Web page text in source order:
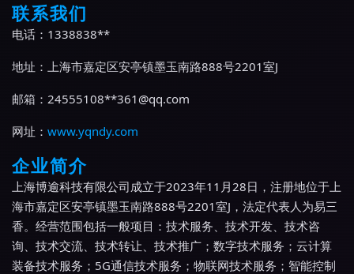
联系我们
电话：1338838**
地址：上海市嘉定区安亭镇墨玉南路888号2201室J
邮箱：24555108**361@qq.com
网址： www.yqndy.com
企业简介
上海博逾科技有限公司成立于2023年11月28日，注册地位于上
海市嘉定区安亭镇墨玉南路888号2201室J，法定代表人为易三
香。经营范围包括一般项目：技术服务、技术开发、技术咨
询、技术交流、技术转让、技术推广；数字技术服务；云计算
装备技术服务；5G通信技术服务；物联网技术服务；智能控制